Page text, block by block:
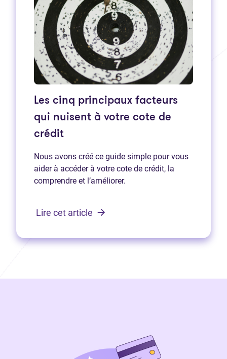
Les cinq principaux facteurs
qui nuisent à votre cote de
crédit
Nous avons créé ce guide simple pour vous
aider à accéder à votre cote de crédit, la
comprendre et l’améliorer.
Lire cet article